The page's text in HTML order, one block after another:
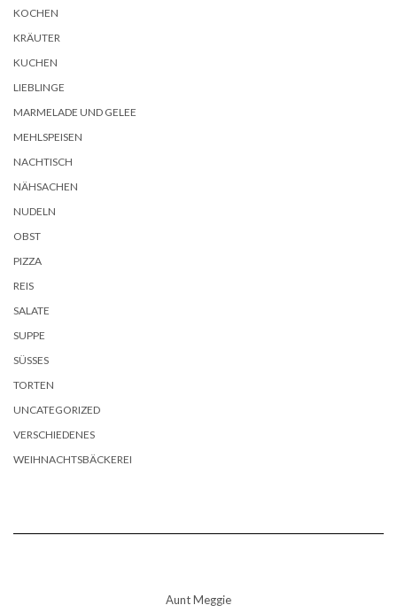
KOCHEN
KRÄUTER
KUCHEN
LIEBLINGE
MARMELADE UND GELEE
MEHLSPEISEN
NACHTISCH
NÄHSACHEN
NUDELN
OBST
PIZZA
REIS
SALATE
SUPPE
SÜSSES
TORTEN
UNCATEGORIZED
VERSCHIEDENES
WEIHNACHTSBÄCKEREI
Aunt Meggie